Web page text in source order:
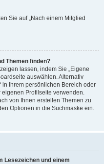
Sie auf „Nach einem Mitglied
Themen finden?
lassen, indem Sie „Eigene
auswählen. Alternativ
in Ihrem persönlichen Bereich oder
eigenen Profilseite verwenden.
von Ihnen erstellen Themen zu
Optionen in die Suchmaske ein.
Lesezeichen und einem